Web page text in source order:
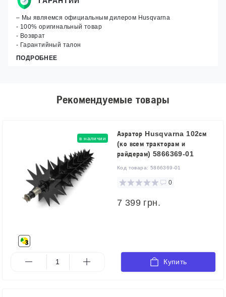
– Мы являемся официальным дилером Husqvarna
- 100% оригинальный товар
- Возврат
- Гарантийный талон
ПОДРОБНЕЕ
Рекомендуемые товары
в наличии
Аэратор Husqvarna 102см
(ко всем тракторам и
райдерам) 5866369-01
Код товара: 5866369-01
0
7 399 грн.
Купить